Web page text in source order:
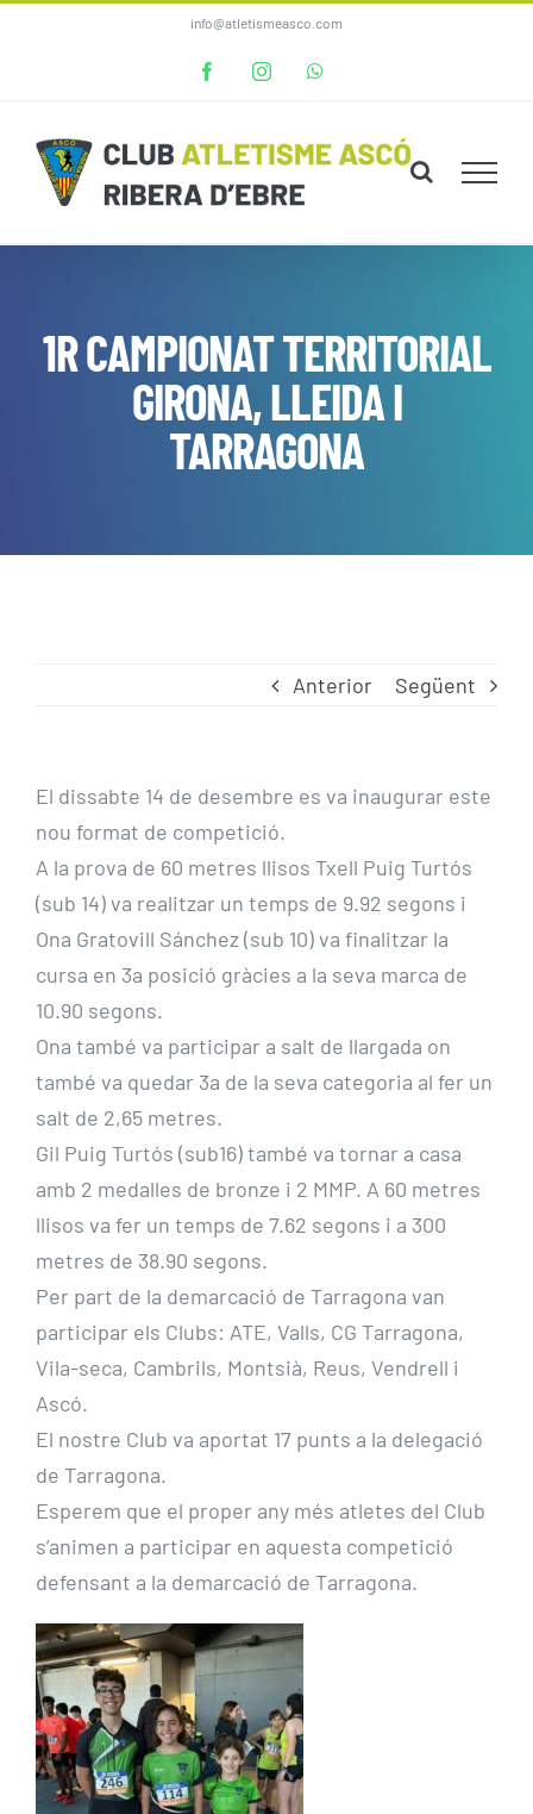
info@atletismeasco.com
FacebookInstagram
1R CAMPIONAT TERRITORIAL
GIRONA, LLEIDA I
TARRAGONA
Anterior Següent
El dissabte 14 de desembre es va inaugurar este
nou format de competició.
A la prova de 60 metres llisos Txell Puig Turtós
(sub 14) va realitzar un temps de 9.92 segons i
Ona Gratovill Sánchez (sub 10) va finalitzar la
cursa en 3a posició gràcies a la seva marca de
10.90 segons.
Ona també va participar a salt de llargada on
també va quedar 3a de la seva categoria al fer un
salt de 2,65 metres.
Gil Puig Turtós (sub16) també va tornar a casa
amb 2 medalles de bronze i 2 MMP. A 60 metres
llisos va fer un temps de 7.62 segons i a 300
metres de 38.90 segons.
Per part de la demarcació de Tarragona van
participar els Clubs: ATE, Valls, CG Tarragona,
Vila-seca, Cambrils, Montsià, Reus, Vendrell i
Ascó.
El nostre Club va aportat 17 punts a la delegació
de Tarragona.
Esperem que el proper any més atletes del Club
s’animen a participar en aquesta competició
defensant a la demarcació de Tarragona.